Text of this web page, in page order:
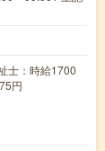
士：時給1700
円